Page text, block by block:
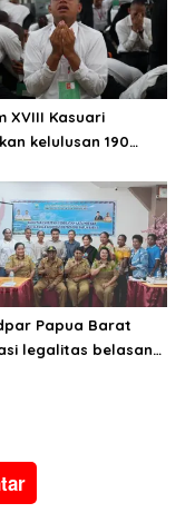
XVIII Kasuari
kelulusan 190
Papua Barat
legalitas belasan